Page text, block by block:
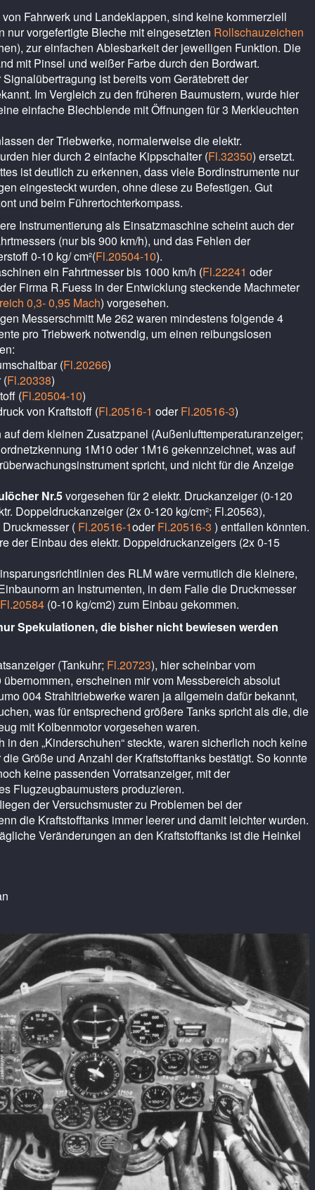
Fahrwerk und Landeklappen, sind keine kommerziell
nur vorgefertigte Bleche mit eingesetzten Rollschauzeichen
zur einfachen Ablesbarkeit der jeweiligen Funktion. Die
mit Pinsel und weißer Farbe durch den Bordwart.
ist bereits vom Gerätebrett der
Im Vergleich zu den früheren Baumustern, wurde hier
einfache Blechblende mit Öffnungen für 3 Merkleuchten
der Triebwerke, normalerweise die elektr.
hier durch 2 einfache Kippschalter (Fl.32350) ersetzt.
ist deutlich zu erkennen, dass viele Bordinstrumente nur
eingesteckt wurden, ohne diese zu Befestigen. Gut
und beim Führertochterkompass.
Instrumentierung als Einsatzmaschine scheint auch der
(nur bis 900 km/h), und das Fehlen der
0-10 kg/ cm²(Fl.20504-10).
ein Fahrtmesser bis 1000 km/h (Fl.22241 oder
Firma R.Fuess in der Entwicklung steckende Machmeter
0,3- 0,95 Mach) vorgesehen.
Messerschmitt Me 262 waren mindestens folgende 4
pro Triebwerk notwendig, um einen reibungslosen
(Fl.20266)
(Fl.20338)
(Fl.20504-10)
von Kraftstoff (Fl.20516-1 oderFl.20516-3)
dem kleinen Zusatzpanel (Außenlufttemperaturanzeiger;
1M10 oder 1M16 gekennzeichnet, was auf
spricht, und nicht für die Anzeige
Nr.5vorgesehen für 2 elektr. Druckanzeiger (0-120
Doppeldruckanzeiger (2x 0-120 kg/cm²; Fl.20563),
( Fl.20516-1oderFl.20516-3 ) entfallen könnten.
der Einbau des elektr. Doppeldruckanzeigers (2x 0-15
des RLM wäre vermutlich die kleinere,
an Instrumenten, in dem Falle die Druckmesser
Fl.20584 (0-10 kg/cm2) zum Einbau gekommen.
Spekulationen, die bisher nicht bewiesen werden
(Tankuhr; Fl.20723), hier scheinbar vom
erscheinen mir vom Messbereich absolut
004 Strahltriebwerke waren ja allgemein dafür bekannt,
was für entsprechend größere Tanks spricht als die, die
mit Kolbenmotor vorgesehen waren.
in den „Kinderschuhen“ steckte, waren sicherlich noch keine
Größe und Anzahl der Kraftstofftanks bestätigt. So konnte
keine passenden Vorratsanzeiger, mit der
Flugzeugbaumusters produzieren.
der Versuchsmuster zu Problemen bei der
die Kraftstofftanks immer leerer und damit leichter wurden.
Veränderungen an den Kraftstofftanks ist die Heinkel